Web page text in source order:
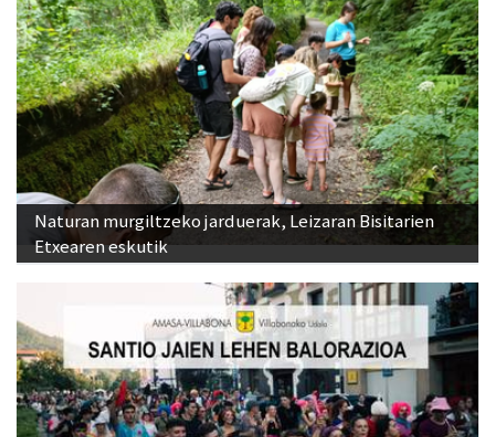
Naturan murgiltzeko jarduerak, Leizaran Bisitarien
Etxearen eskutik